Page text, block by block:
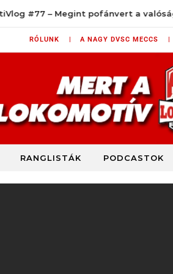
Megint pofánvert a valóság
RÓLUNK | A NAGY DVSC MECCS |
DVSC szurkolói blog
RANGLISTÁK PODCASTOK